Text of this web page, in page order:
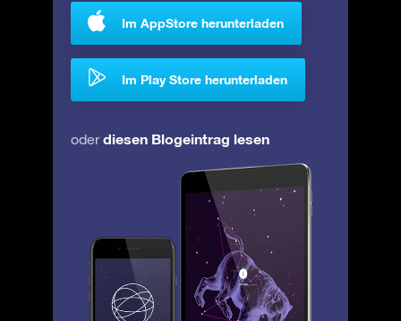
Im AppStore herunterladen
Im Play Store herunterladen
oderdiesen Blogeintrag lesen